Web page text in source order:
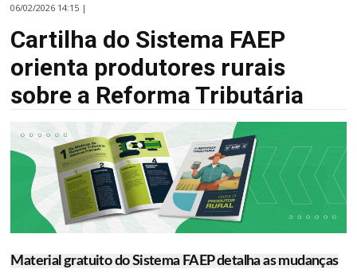
06/02/2026 14:15 |
Cartilha do Sistema FAEP
orienta produtores rurais
sobre a Reforma Tributária
Material gratuito do Sistema FAEP detalha as mudanças